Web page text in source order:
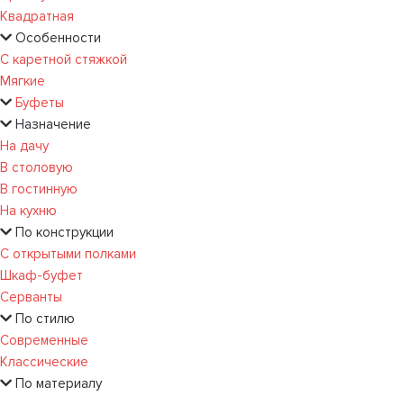
Квадратная
Особенности
С каретной стяжкой
Мягкие
Буфеты
Назначение
На дачу
В столовую
В гостинную
На кухню
По конструкции
С открытыми полками
Шкаф-буфет
Серванты
По стилю
Современные
Классические
По материалу